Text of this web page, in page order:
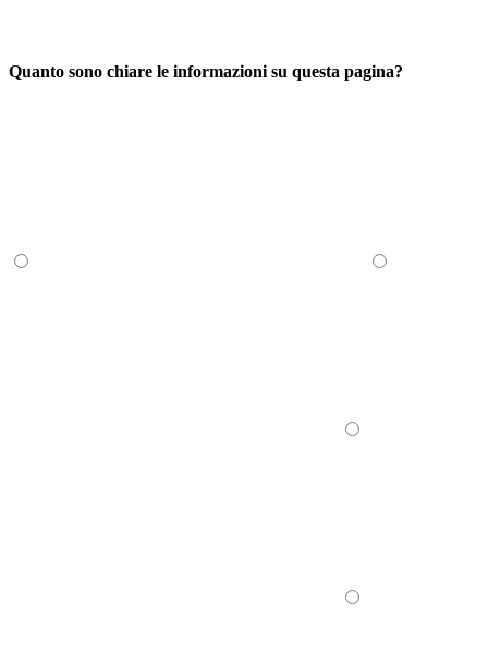
Quanto sono chiare le informazioni su questa pagina?